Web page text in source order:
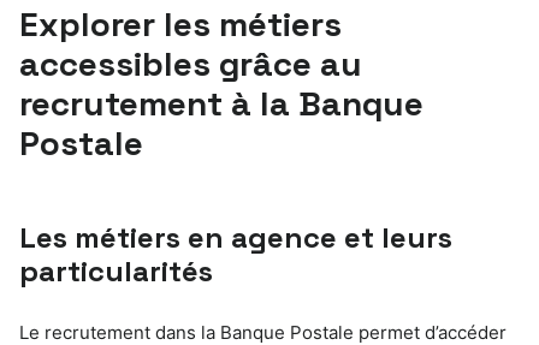
Explorer les métiers
accessibles grâce au
recrutement à la Banque
Postale
Les métiers en agence et leurs
particularités
Le recrutement dans la Banque Postale permet d’accéder